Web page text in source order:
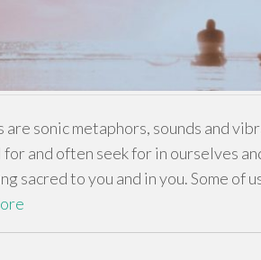
are sonic metaphors, sounds and
and often seek for in ourselves
sacred to you and in you. Some of